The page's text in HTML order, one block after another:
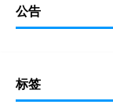
公告
标签